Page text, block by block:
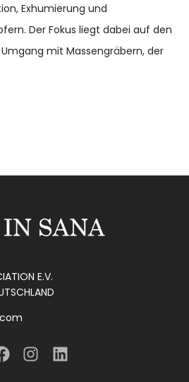
Exhumierung und
Der Fokus liegt dabei auf den
mit Massengräbern, der
E.V.